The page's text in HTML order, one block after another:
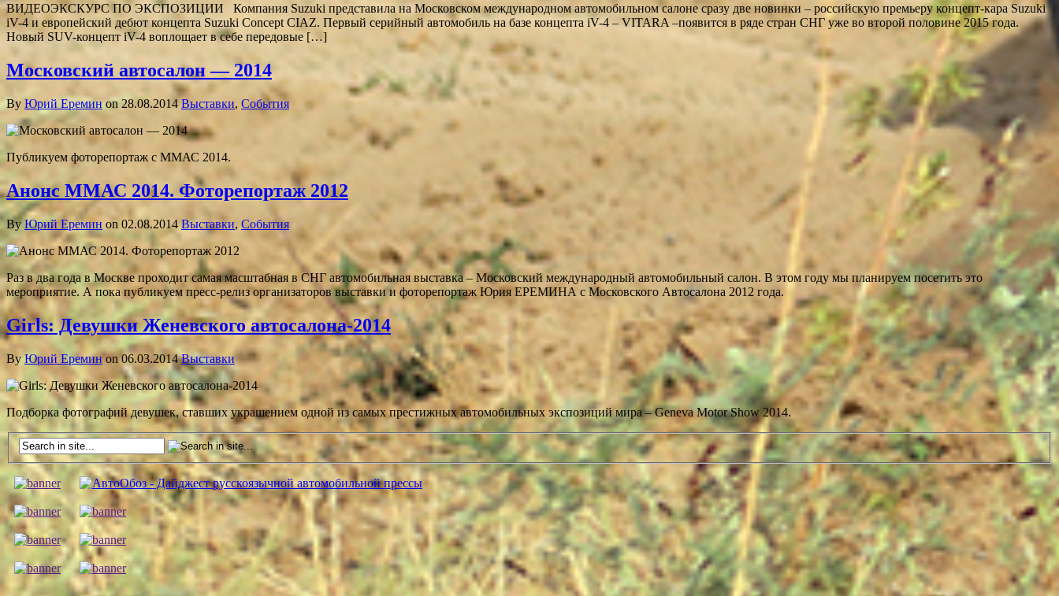
ВИДЕОЭКСКУРС ПО ЭКСПОЗИЦИИ Компания Suzuki представила на Московском международном автомобильном салоне сразу две новинки – российскую премьеру концепт-кара Suzuki
iV-4 и европейский дебют концепта Suzuki Concept CIAZ. Первый серийный автомобиль на базе концепта iV-4 – VITARA –появится в ряде стран СНГ уже во второй половине 2015 года.
Новый SUV-концепт iV-4 воплощает в себе передовые […]
Московский автосалон — 2014
By Юрий Ереминon 28.08.2014 Выставки, События
Публикуем фоторепортаж с ММАС 2014.
Анонс ММАС 2014. Фоторепортаж 2012
ByЮрий Еремин on 02.08.2014 Выставки, События
Раз в два года в Москве проходит самая масштабная в СНГ автомобильная выставка – Московский международный автомобильный салон. В этом году мы планируем посетить это
мероприятие. А пока публикуем пресс-релиз организаторов выставки и фоторепортаж Юрия ЕРЕМИНА с Московского Автосалона 2012 года.
Girls: Девушки Женевского автосалона-2014
ByЮрий Ереминon 06.03.2014 Выставки
Подборка фотографий девушек, ставших украшением одной из самых престижных автомобильных экспозиций мира – Geneva Motor Show 2014.